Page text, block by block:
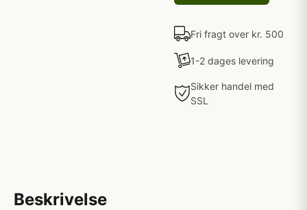
Fri fragt over kr. 500
1-2 dages levering
Sikker handel med
SSL
Beskrivelse